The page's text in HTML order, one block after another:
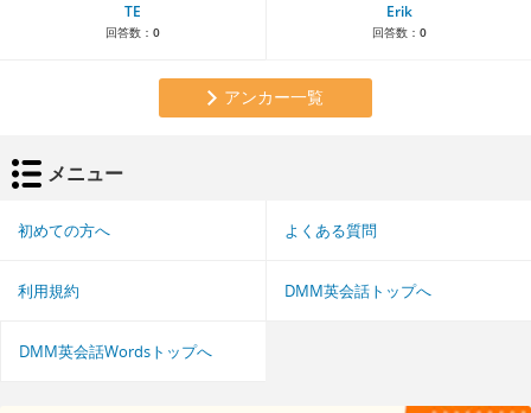
TE
回答数： 0
Erik
回答数： 0
アンカー一覧
メニュー
初めての方へ よくある質問
利用規約 DMM英会話トップへ
DMM英会話Wordsトップへ